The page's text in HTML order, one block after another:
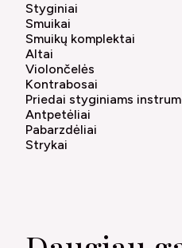
Styginiai
Smuikai
Smuikų komplektai
Altai
Violončelės
Kontrabosai
Priedai styginiams
Antpetėliai
Pabarzdėliai
Strykai